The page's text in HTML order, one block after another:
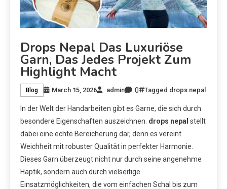
Drops Nepal Das Luxuriöse
Garn, Das Jedes Projekt Zum
Highlight Macht
Blog March 15, 2026 admin 0 Tagged drops nepal
In der Welt der Handarbeiten gibt es Garne, die sich durch
besondere Eigenschaften auszeichnen. drops nepal stellt
dabei eine echte Bereicherung dar, denn es vereint
Weichheit mit robuster Qualität in perfekter Harmonie.
Dieses Garn überzeugt nicht nur durch seine angenehme
Haptik, sondern auch durch vielseitige
Einsatzmöglichkeiten, die vom einfachen Schal bis zum